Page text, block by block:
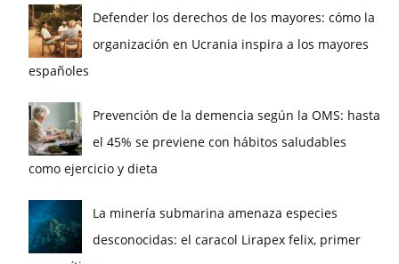
Defender los derechos de los mayores: cómo la
organización en Ucrania inspira a los mayores
españoles
Prevención de la demencia según la OMS: hasta
el 45% se previene con hábitos saludables
como ejercicio y dieta
La minería submarina amenaza especies
desconocidas: el caracol Lirapex felix, primer